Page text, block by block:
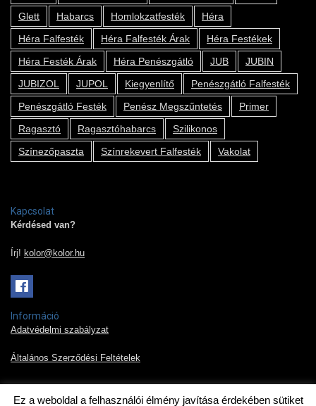
Glett
Habarcs Homlokzatfesték
Héra
Héra Falfesték
Héra Falfesték Árak
Héra Festékek
Héra Festék Árak
Héra Penészgátló JUB
JUBIN
JUBIZOL
JUPOL Kiegyenlítő
Penészgátló Falfesték
Penészgátló Festék
Penész Megszűntetés
Primer
Ragasztó
Ragasztóhabarcs
Szilikonos
Színezőpaszta
Színrekevert Falfesték Vakolat
Kapcsolat
Kérdésed van?
Írj! kolor@kolor.hu
Információ
Adatvédelmi szabályzat
Általános Szerződési Feltételek
Ez a weboldal a felhasználói élmény javítása érdekében sütiket